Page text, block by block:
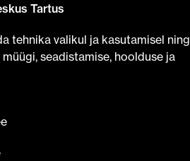
Tartus
tehnika valikul ja kasutamisel ning
seadistamise, hoolduse ja